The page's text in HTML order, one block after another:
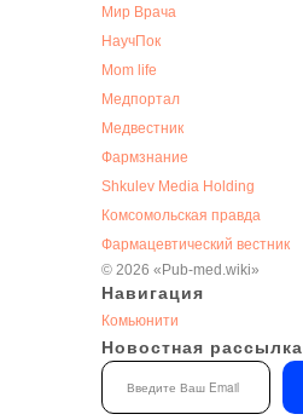
Мир Врача
НаучПок
Mom life
Медпортал
Медвестник
Фармзнание
Shkulev Media Holding
Комсомольская правда
Фармацевтический вестник
© 2026 «Pub-med.wiki»
Навигация
Комьюнити
Новостная рассылка